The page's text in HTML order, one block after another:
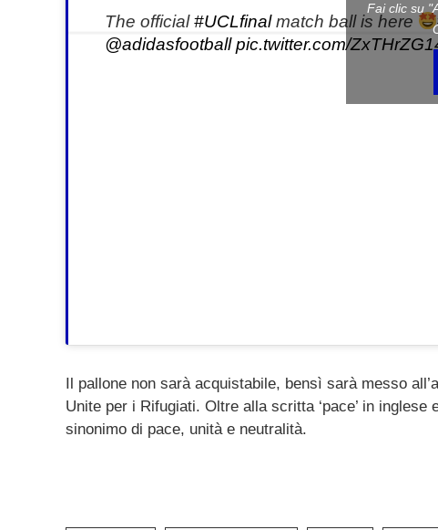
The official#UCLfinalmatch ball is here
@adidasfootball pic.twitter.com/
Fai clic su
Il pallone non sarà acquistabile, bensì sarà messo
Unite per i Rifugiati. Oltre alla scritta ‘pace’ in
sinonimo di pace, unità e neutralità.